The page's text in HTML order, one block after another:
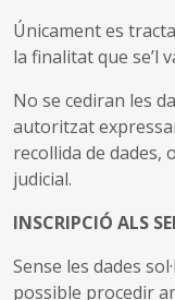
Únicament es
la finalitat que se’l
No se cediran les
autoritzat
recollida de
judicial.
INSCRIPCIÓ ALS
Sense les dades
possible procedir